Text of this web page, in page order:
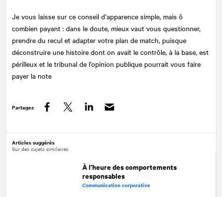
Je vous laisse sur ce conseil d’apparence simple, mais ô
combien payant : dans le doute, mieux vaut vous questionner,
prendre du recul et adapter votre plan de match, puisque
déconstruire une histoire dont on avait le contrôle, à la base, est
périlleux et le tribunal de l’opinion publique pourrait vous faire
payer la note
Partagez
Articles suggérés
Sur des sujets similaires
À l’heure des comportements
responsables
Communication corporative